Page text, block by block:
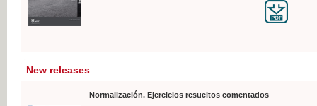
New releases
Normalización. Ejercicios resueltos comentados